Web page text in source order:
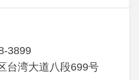
3899
台湾大道八段699号